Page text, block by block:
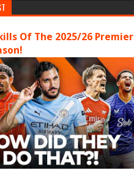
Of The 2025/26 Premier